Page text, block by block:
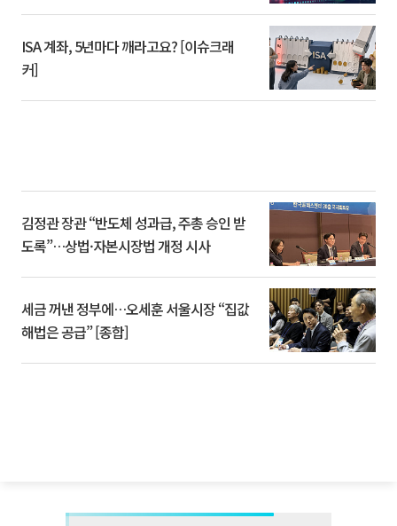
ISA 계좌, 5년마다 깨라고요? [이슈크래
커]
김정관 장관 “반도체 성과급, 주총 승인 받
도록”…상법·자본시장법 개정 시사
세금 꺼낸 정부에…오세훈 서울시장 “집값
해법은 공급” [종합]